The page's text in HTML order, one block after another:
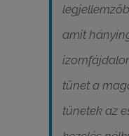
amit
tünet a
tünetek az